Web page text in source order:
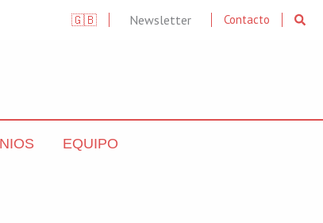
🇬🇧 Newsletter Contacto
EQUIPO